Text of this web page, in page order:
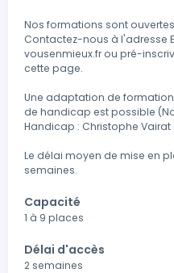
Nos formations sont
Contactez-nous à l'adresse
vousenmieux.fr ou pré-
cette page.
Une adaptation de
de handicap est possible
Handicap : Christophe Vairat
Le délai moyen de mise en
semaines.
Capacité
1 à 9 places
Délai d'accès
2 semaines